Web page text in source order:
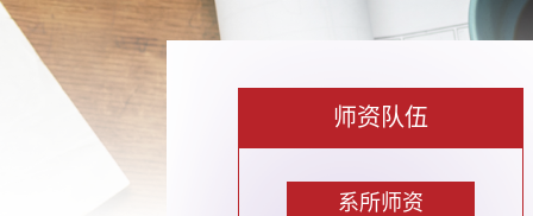
师资队伍
系所师资